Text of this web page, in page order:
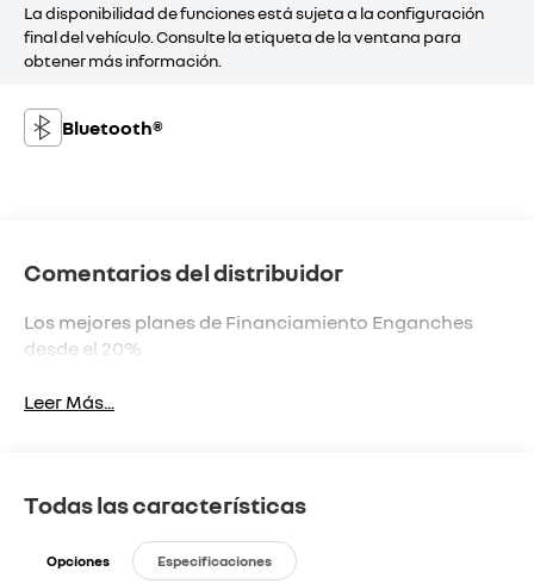
La disponibilidad de funciones está sujeta a la configuración
final del vehículo. Consulte la etiqueta de la ventana para
obtener más información.
Bluetooth®
Comentarios del distribuidor
Los mejores planes de Financiamiento Enganches
desde el 20%
Leer Más...
Todas las características
Opciones Especificaciones